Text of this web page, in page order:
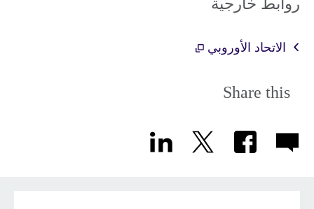
روابط خارجية
الاتحاد الأوروبي
Share this